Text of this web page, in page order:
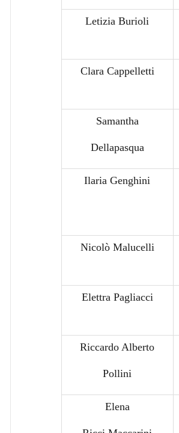
Letizia Burioli
Clara Cappelletti
Samantha
Dellapasqua
Ilaria Genghini
Nicolò Malucelli
Elettra Pagliacci
Riccardo Alberto
Pollini
Elena